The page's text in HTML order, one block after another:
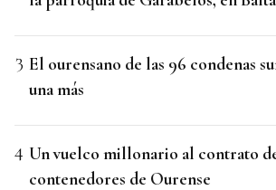
El ourensano de las 96 condenas
una más
Un vuelco millonario al contrato
contenedores de Ourense